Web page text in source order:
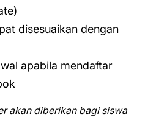
disesuaikan dengan
apabila mendaftar
akan diberikan bagi siswa